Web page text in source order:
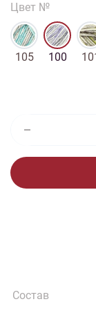
Цвет №
105 100
Состав